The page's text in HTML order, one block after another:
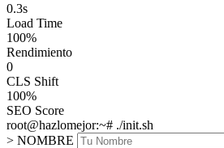
0.3s
Load Time
100%
Rendimiento
0
CLS Shift
100%
SEO Score
root@hazlomejor:~# ./init.sh
> NOMBRE